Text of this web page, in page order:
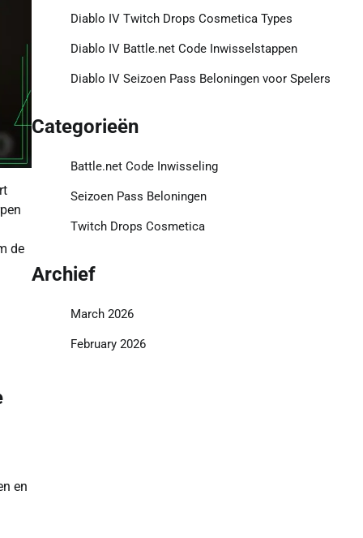
de
en
Diablo IV Twitch Drops Cosmetica Types
Diablo IV Battle.net Code Inwisselstappen
Diablo IV Seizoen Pass Beloningen voor Spelers
Categorieën
Battle.net Code Inwisseling
Seizoen Pass Beloningen
Twitch Drops Cosmetica
Archief
March 2026
February 2026